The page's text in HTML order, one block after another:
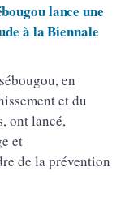
lance une
à la Biennale
en
et du
ont lancé,
et
de la prévention